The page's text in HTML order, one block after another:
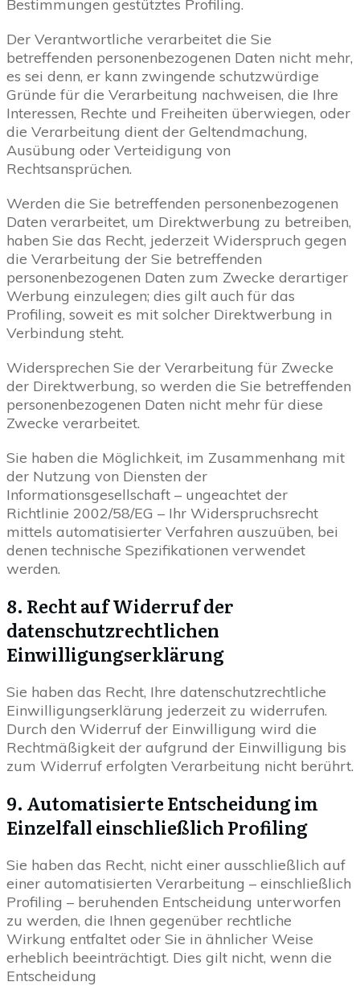
Bestimmungen gestütztes Profiling.
Der Verantwortliche verarbeitet die Sie
betreffenden personenbezogenen Daten nicht mehr,
es sei denn, er kann zwingende schutzwürdige
Gründe für die Verarbeitung nachweisen, die Ihre
Interessen, Rechte und Freiheiten überwiegen, oder
die Verarbeitung dient der Geltendmachung,
Ausübung oder Verteidigung von
Rechtsansprüchen.
Werden die Sie betreffenden personenbezogenen
Daten verarbeitet, um Direktwerbung zu betreiben,
haben Sie das Recht, jederzeit Widerspruch gegen
die Verarbeitung der Sie betreffenden
personenbezogenen Daten zum Zwecke derartiger
Werbung einzulegen; dies gilt auch für das
Profiling, soweit es mit solcher Direktwerbung in
Verbindung steht.
Widersprechen Sie der Verarbeitung für Zwecke
der Direktwerbung, so werden die Sie betreffenden
personenbezogenen Daten nicht mehr für diese
Zwecke verarbeitet.
Sie haben die Möglichkeit, im Zusammenhang mit
der Nutzung von Diensten der
Informationsgesellschaft – ungeachtet der
Richtlinie 2002/58/EG – Ihr Widerspruchsrecht
mittels automatisierter Verfahren auszuüben, bei
denen technische Spezifikationen verwendet
werden.
8. Recht auf Widerruf der
datenschutzrechtlichen
Einwilligungserklärung
Sie haben das Recht, Ihre datenschutzrechtliche
Einwilligungserklärung jederzeit zu widerrufen.
Durch den Widerruf der Einwilligung wird die
Rechtmäßigkeit der aufgrund der Einwilligung bis
zum Widerruf erfolgten Verarbeitung nicht berührt.
9. Automatisierte Entscheidung im
Einzelfall einschließlich Profiling
Sie haben das Recht, nicht einer ausschließlich auf
einer automatisierten Verarbeitung – einschließlich
Profiling – beruhenden Entscheidung unterworfen
zu werden, die Ihnen gegenüber rechtliche
Wirkung entfaltet oder Sie in ähnlicher Weise
erheblich beeinträchtigt. Dies gilt nicht, wenn die
Entscheidung